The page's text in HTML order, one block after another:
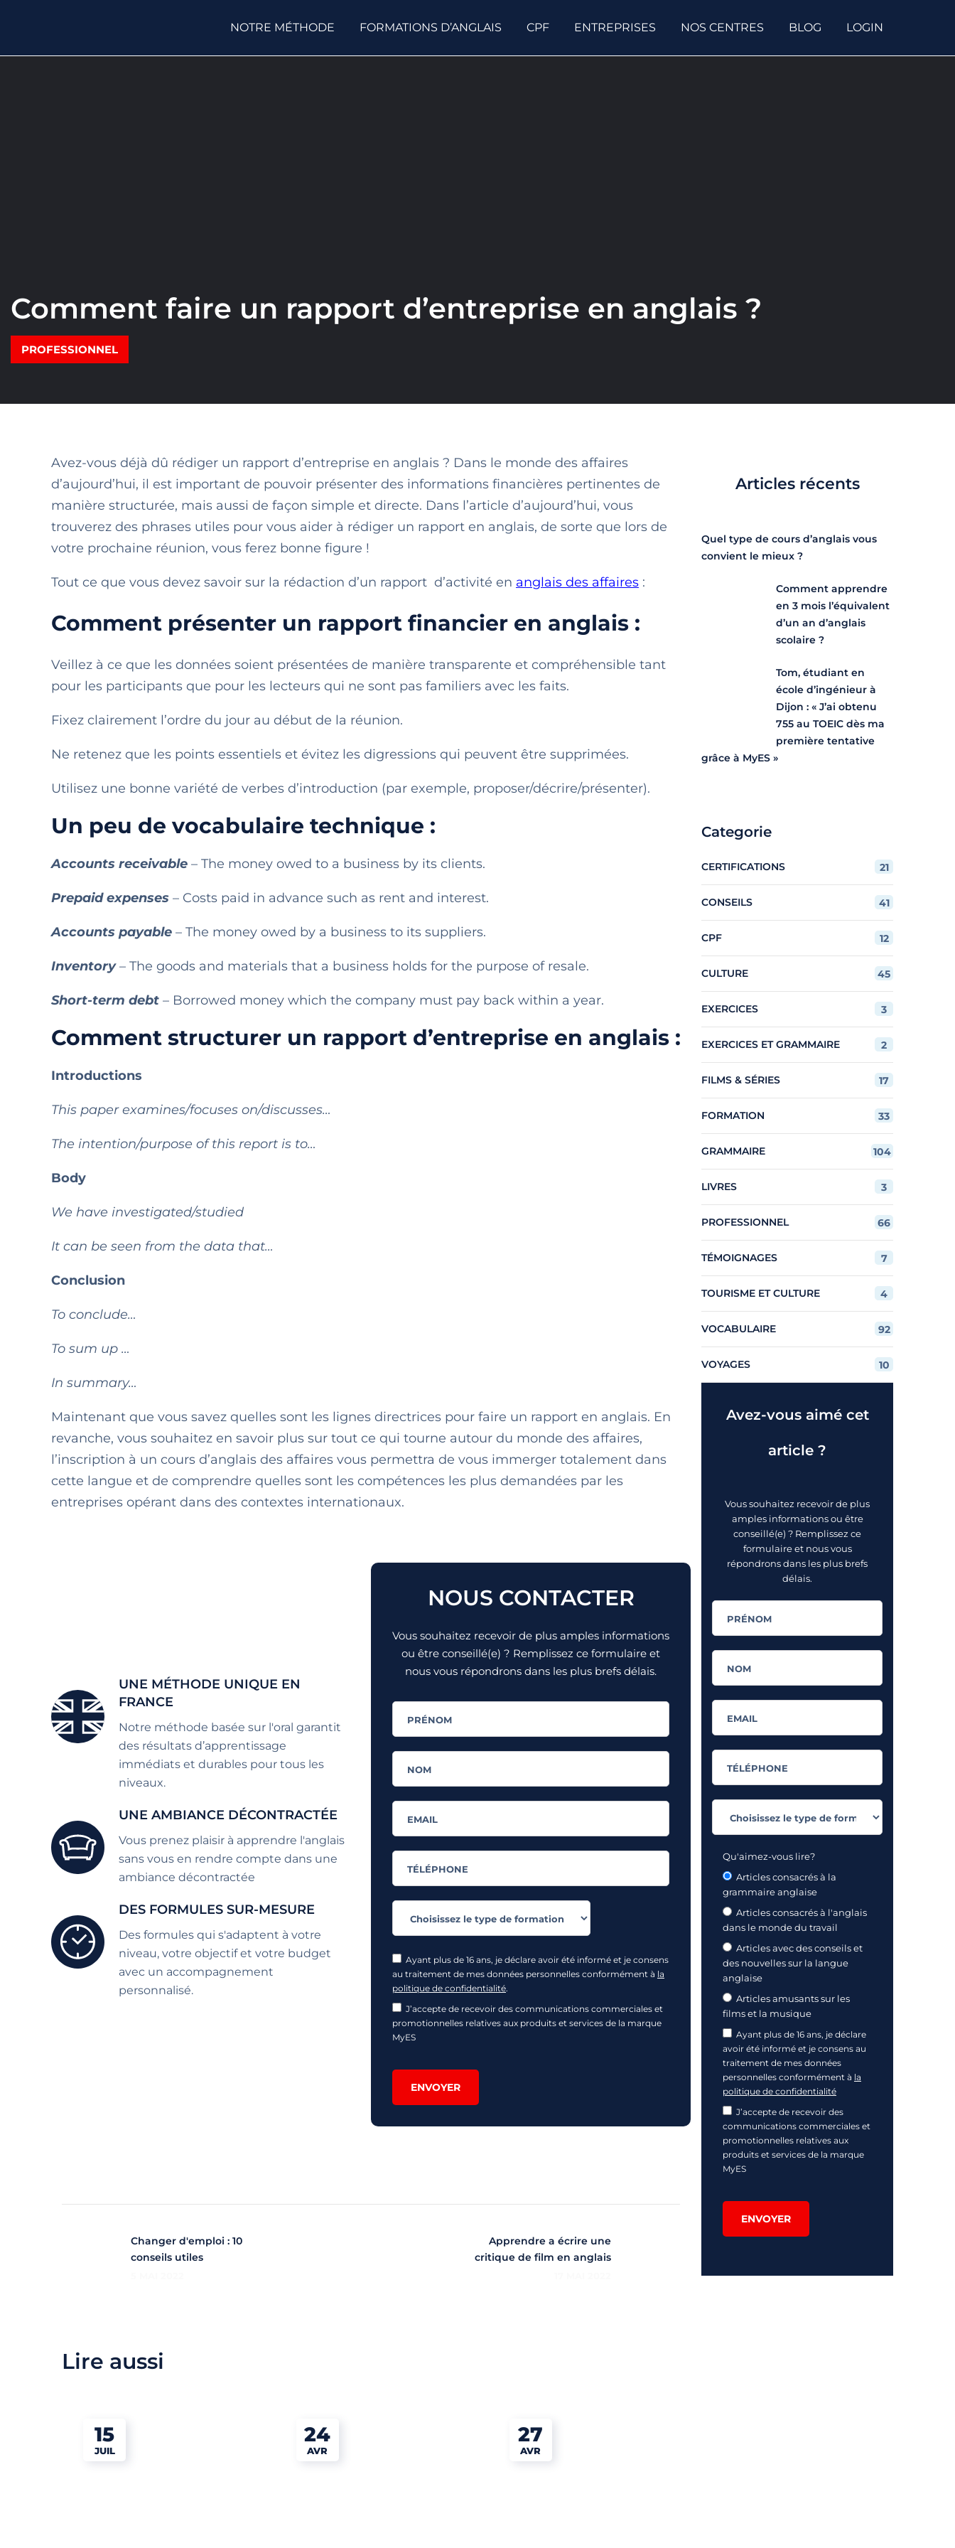
NOTRE MÉTHODE FORMATIONS D’ANGLAIS CPF ENTREPRISES NOS CENTRES BLOG LOGIN
Comment faire un rapport d’entreprise en anglais ?
PROFESSIONNEL
Avez-vous déjà dû rédiger un rapport d’entreprise en anglais ? Dans le monde des affaires
d’aujourd’hui, il est important de pouvoir présenter des informations financières pertinentes de
manière structurée, mais aussi de façon simple et directe. Dans l’article d’aujourd’hui, vous
trouverez des phrases utiles pour vous aider à rédiger un rapport en anglais, de sorte que lors de
votre prochaine réunion, vous ferez bonne figure !
Tout ce que vous devez savoir sur la rédaction d’un rapport d’activité en anglais des affaires :
Comment présenter un rapport financier en anglais :
Veillez à ce que les données soient présentées de manière transparente et compréhensible tant
pour les participants que pour les lecteurs qui ne sont pas familiers avec les faits.
Fixez clairement l’ordre du jour au début de la réunion.
Ne retenez que les points essentiels et évitez les digressions qui peuvent être supprimées.
Utilisez une bonne variété de verbes d’introduction (par exemple, proposer/décrire/présenter).
Un peu de vocabulaire technique :
Accounts receivable – The money owed to a business by its clients.
Prepaid expenses – Costs paid in advance such as rent and interest.
Accounts payable – The money owed by a business to its suppliers.
Inventory– The goods and materials that a business holds for the purpose of resale.
Short-term debt – Borrowed money which the company must pay back within a year.
Comment structurer un rapport d’entreprise en anglais :
Introductions
This paper examines/focuses on/discusses…
The intention/purpose of this report is to…
Body
We have investigated/studied
It can be seen from the data that…
Conclusion
To conclude…
To sum up …
In summary…
Maintenant que vous savez quelles sont les lignes directrices pour faire un rapport en anglais. En
revanche, vous souhaitez en savoir plus sur tout ce qui tourne autour du monde des affaires,
l’inscription à un cours d’anglais des affaires vous permettra de vous immerger totalement dans
cette langue et de comprendre quelles sont les compétences les plus demandées par les
entreprises opérant dans des contextes internationaux.
UNE MÉTHODE UNIQUE EN
FRANCE
Notre méthode basée sur l'oral garantit
des résultats d’apprentissage
immédiats et durables pour tous les
niveaux.
UNE AMBIANCE DÉCONTRACTÉE
Vous prenez plaisir à apprendre l'anglais
sans vous en rendre compte dans une
ambiance décontractée
DES FORMULES SUR-MESURE
Des formules qui s'adaptent à votre
niveau, votre objectif et votre budget
avec un accompagnement
personnalisé.
NOUS CONTACTER
Vous souhaitez recevoir de plus amples informations
ou être conseillé(e) ? Remplissez ce formulaire et
nous vous répondrons dans les plus brefs délais.
Ayant plus de 16 ans, je déclare avoir été informé et je consens
au traitement de mes données personnelles conformément à la
politique de confidentialité.
J’accepte de recevoir des communications commerciales et
promotionnelles relatives aux produits et services de la marque
MyES
ENVOYER
Changer d'emploi : 10
conseils utiles
Apprendre a écrire une
critique de film en anglais
Lire aussi
15
JUIL
24
AVR
27
AVR
Articles récents
Quel type de cours d’anglais vous
convient le mieux ?
Comment apprendre
en 3 mois l’équivalent
d’un an d’anglais
scolaire ?
Tom, étudiant en
école d’ingénieur à
Dijon : « J’ai obtenu
755 au TOEIC dès ma
première tentative
grâce à MyES »
Categorie
CERTIFICATIONS 21
CONSEILS 41
CPF 12
CULTURE 45
EXERCICES 3
EXERCICES ET GRAMMAIRE 2
FILMS & SÉRIES 17
FORMATION 33
GRAMMAIRE 104
LIVRES 3
PROFESSIONNEL 66
TÉMOIGNAGES 7
TOURISME ET CULTURE 4
VOCABULAIRE 92
VOYAGES 10
Avez-vous aimé cet
article ?
Vous souhaitez recevoir de plus
amples informations ou être
conseillé(e) ? Remplissez ce
formulaire et nous vous
répondrons dans les plus brefs
délais.
Qu'aimez-vous lire?
Articles consacrés à la
grammaire anglaise
Articles consacrés à l'anglais
dans le monde du travail
Articles avec des conseils et
des nouvelles sur la langue
anglaise
Articles amusants sur les
films et la musique
Ayant plus de 16 ans, je déclare
avoir été informé et je consens au
traitement de mes données
personnelles conformément à la
politique de confidentialité
J’accepte de recevoir des
communications commerciales et
promotionnelles relatives aux
produits et services de la marque
MyES
ENVOYER